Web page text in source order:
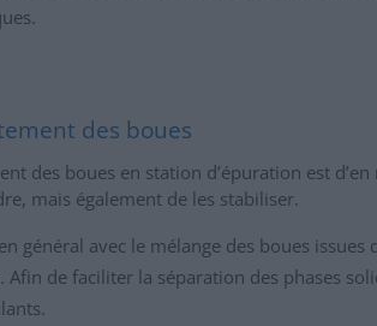
des boues
des boues en station d’épuration est
mais également de les stabiliser.
général avec le mélange des boues issues
Afin de faciliter la séparation des phases